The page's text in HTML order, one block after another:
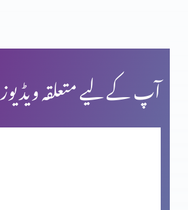
فردوسِ مجسم
آپ کے لیے متعلقہ ویڈیوز